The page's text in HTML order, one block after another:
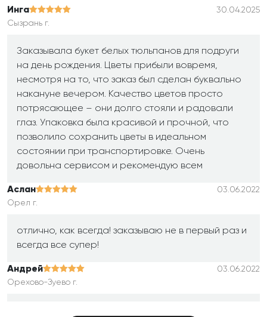
Инга
30.04.2025
Сызрань г.
Заказывала букет белых тюльпанов для подруги
на день рождения. Цветы прибыли вовремя,
несмотря на то, что заказ был сделан буквально
накануне вечером. Качество цветов просто
потрясающее – они долго стояли и радовали
глаз. Упаковка была красивой и прочной, что
позволило сохранить цветы в идеальном
состоянии при транспортировке. Очень
довольна сервисом и рекомендую всем
Аслан
03.06.2022
Орел г.
отлично, как всегда! заказываю не в первый раз и
всегда все супер!
Андрей
03.06.2022
Орехово-Зуево г.